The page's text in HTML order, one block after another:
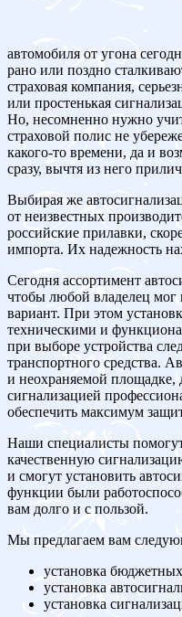
автомобиля от угона
рано или поздно
страховая компания,
или простенькая
Но, несомненно нужно
страховой полис не
какого-то времени, да и
сразу, вычтя из него
Выбирая же
от неизвестных
российские прилавки,
импорта. Их надежность
Сегодня ассортимент
чтобы любой владелец мог
вариант. При этом
техническими и
при выборе устройства
транспортного средства.
и неохраняемой площадке,
сигнализацией
обеспечить максимум
Наши специалисты
качественную
и смогут установить
функции были
вам долго и с пользой.
Мы предлагаем вам
установка
установка
установка